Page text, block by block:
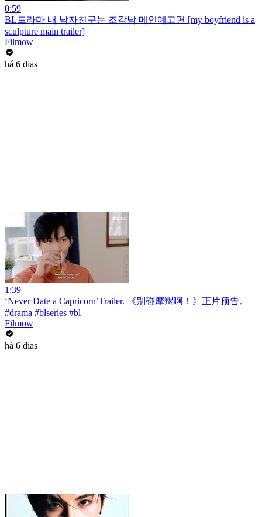
0:59
BL드라마 내 남자친구는 조각남 메인예고편 [my boyfriend is a
sculpture main trailer]
Filmow
há 6 dias
1:39
‘Never Date a Capricorn’Trailer. 《别碰摩羯啊！》正片预告。
#drama #blseries #bl
Filmow
há 6 dias